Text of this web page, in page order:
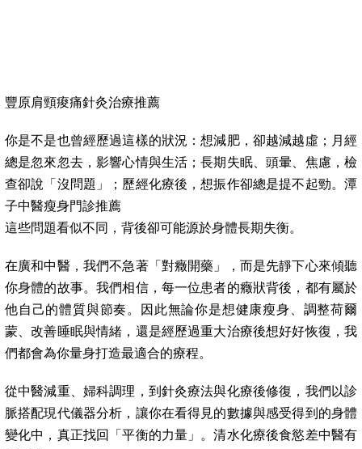
豐原肩頸痠痛針灸治療推薦
你是不是也曾經歷過這樣的狀況：想減肥，卻越減越虛；月經
總是忽來忽去，影響心情與生活；長期失眠、頭暈、焦慮，檢
查卻說「沒問題」；歷經化療後，想振作卻總是提不起勁。潭
子中醫瘦身門診推薦
這些問題看似不同，背後卻可能源於身體長期失衡。
在廣和中醫，我們不急著「對癥開藥」，而是先靜下心來傾聽
你身體的故事。我們相信，每一位患者的癥狀背後，都有屬於
他自己的體質與節奏。因此無論你是想健康瘦身、調整荷爾
蒙、改善睡眠與情緒，還是經歷過重大治療後想好好恢復，我
們都會為你量身打造最適合的療程。
從中醫減重、婦科調理，到針灸療法與化療後修復，我們以診
脈搭配現代儀器分析，讓你在看得見的數據與感受得到的身體
變化中，真正找回「平衡的力量」。清水化療後食慾差中醫有